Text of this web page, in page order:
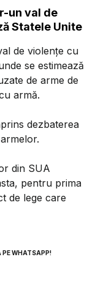
un val de
Statele Unite
de violenţe cu
se estimează
de arme de
armă.
dezbaterea
din SUA
pentru prima
de lege care
PE WHATSAPP!